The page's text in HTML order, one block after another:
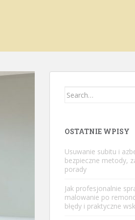
Search
OSTATNIE WPISY
Usuwanie subitu i
bezpieczne metody,
porady
Jak profesjonalnie
malowanie po
błędy i praktyczne